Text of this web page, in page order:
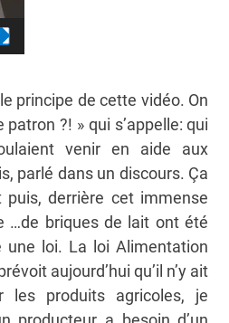
principe de cette vidéo. On
?! » qui s’appelle: qui
venir en aide aux
parlé dans un discours. Ça
puis, derrière cet immense
…de briques de lait ont été
loi. La loi Alimentation
aujourd’hui qu’il n’y ait
les produits agricoles, je